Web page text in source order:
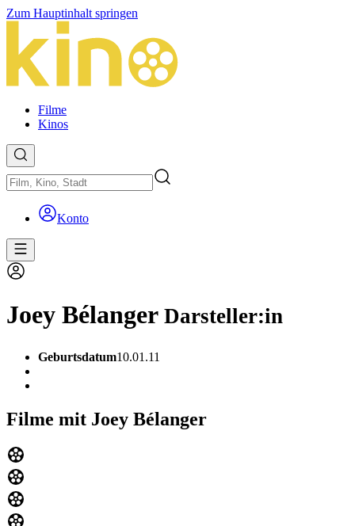
Zum Hauptinhalt springen
Filme
Kinos
Konto
Joey Bélanger Darsteller:in
Geburtsdatum10.01.11
Filme mit Joey Bélanger